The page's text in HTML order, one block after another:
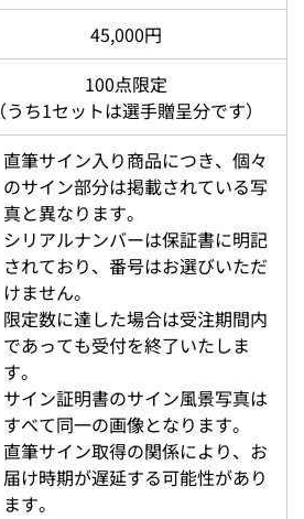
45,000円
100点限定
（うち1セットは選手贈呈分です）
直筆サイン入り商品につき、個々
のサイン部分は掲載されている写
真と異なります。
シリアルナンバーは保証書に明記
されており、番号はお選びいただ
けません。
限定数に達した場合は受注期間内
であっても受付を終了いたしま
す。
サイン証明書のサイン風景写真は
すべて同一の画像となります。
直筆サイン取得の関係により、お
届け時期が遅延する可能性があり
ます。